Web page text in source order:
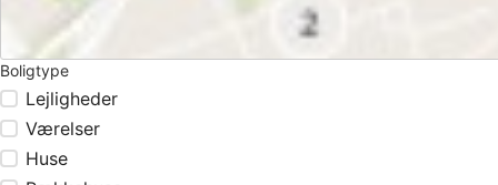
Boligtype
Lejligheder
Værelser
Huse